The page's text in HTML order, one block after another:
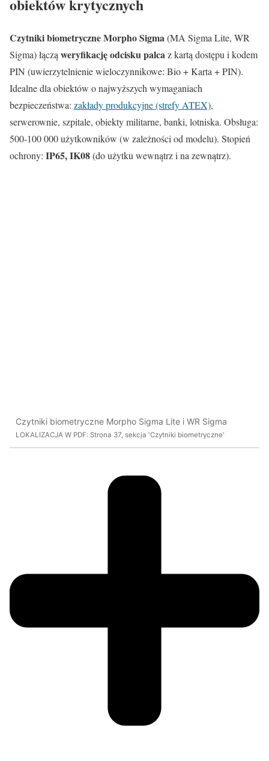
obiektów krytycznych
Czytniki biometryczne Morpho Sigma(MA Sigma Lite, WR
Sigma) łączą weryfikację odcisku palcaz kartą dostępu i kodem
PIN (uwierzytelnienie wieloczynnikowe: Bio + Karta + PIN).
Idealne dla obiektów o najwyższych wymaganiach
bezpieczeństwa: zakłady produkcyjne (strefy ATEX),
serwerownie, szpitale, obiekty militarne, banki, lotniska. Obsługa:
500-100 000 użytkowników (w zależności od modelu). Stopień
ochrony: IP65, IK08(do użytku wewnątrz i na zewnątrz).
Czytniki biometryczne Morpho Sigma Lite i WR Sigma
LOKALIZACJA W PDF: Strona 37, sekcja 'Czytniki biometryczne'